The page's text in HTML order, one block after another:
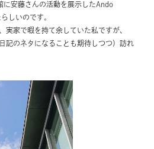
に安藤さんの活動を展示したAndo
しいのです。
実家で暇を持て余していた私ですが、
記のネタになることも期待しつつ）訪れ